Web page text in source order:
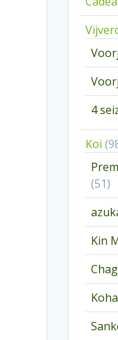
4
Koi
5151
Kin